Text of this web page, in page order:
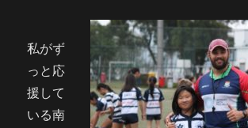
私がず
っと応
援して
いる南